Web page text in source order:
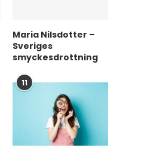
Maria Nilsdotter –
Sveriges
smyckesdrottning
11